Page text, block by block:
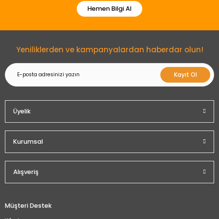
Hemen Bilgi Al
Yeniliklerden ve kampanyalardan haberdar olun!
Kayıt Ol
Üyelik
Kurumsal
Alışveriş
Müşteri Destek